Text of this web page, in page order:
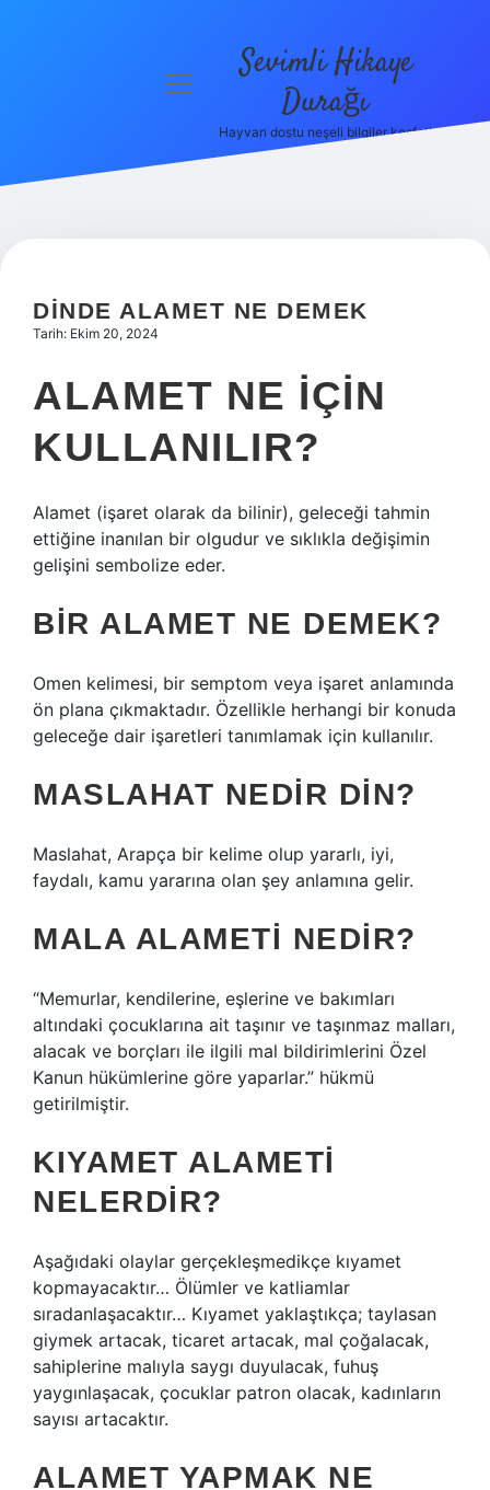
Hakkımızda
menüyü
Sevimli Hikaye
Durağı
Hayvan dostu neşeli bilgiler keşfet!
DINDE ALAMET NE DEMEK
Tarih: Ekim 20, 2024
ALAMET NE IÇIN
KULLANILIR?
Alamet (işaret olarak da bilinir), geleceği tahmin
ettiğine inanılan bir olgudur ve sıklıkla değişimin
gelişini sembolize eder.
BIR ALAMET NE DEMEK?
Omen kelimesi, bir semptom veya işaret anlamında
ön plana çıkmaktadır. Özellikle herhangi bir konuda
geleceğe dair işaretleri tanımlamak için kullanılır.
MASLAHAT NEDIR DIN?
Maslahat, Arapça bir kelime olup yararlı, iyi,
faydalı, kamu yararına olan şey anlamına gelir.
MALA ALAMETI NEDIR?
“Memurlar, kendilerine, eşlerine ve bakımları
altındaki çocuklarına ait taşınır ve taşınmaz malları,
alacak ve borçları ile ilgili mal bildirimlerini Özel
Kanun hükümlerine göre yaparlar.” hükmü
getirilmiştir.
KIYAMET ALAMETI
NELERDIR?
Aşağıdaki olaylar gerçekleşmedikçe kıyamet
kopmayacaktır… Ölümler ve katliamlar
sıradanlaşacaktır… Kıyamet yaklaştıkça; taylasan
giymek artacak, ticaret artacak, mal çoğalacak,
sahiplerine malıyla saygı duyulacak, fuhuş
yaygınlaşacak, çocuklar patron olacak, kadınların
sayısı artacaktır.
ALAMET YAPMAK NE